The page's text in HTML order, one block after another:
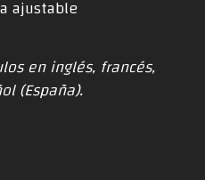
ajustable
en inglés, francés,
(España).